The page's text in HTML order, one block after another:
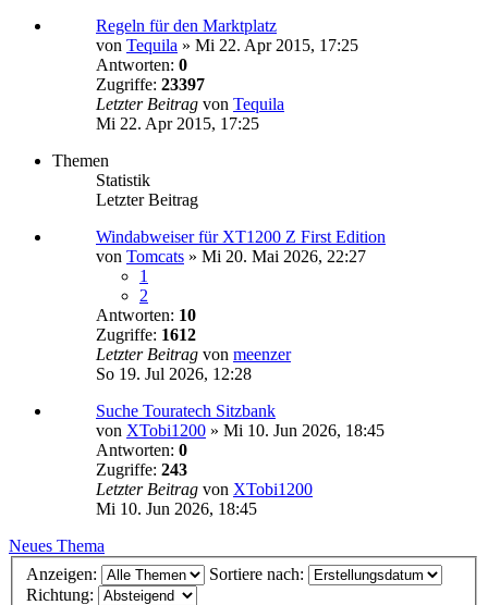
Regeln für den Marktplatz
von Tequila » Mi 22. Apr 2015, 17:25
Antworten: 0
Zugriffe: 23397
Letzter Beitrag von Tequila
Mi 22. Apr 2015, 17:25
Themen
Statistik
Letzter Beitrag
Windabweiser für XT1200 Z First Edition
von Tomcats » Mi 20. Mai 2026, 22:27
1
2
Antworten: 10
Zugriffe: 1612
Letzter Beitrag von meenzer
So 19. Jul 2026, 12:28
Suche Touratech Sitzbank
von XTobi1200 » Mi 10. Jun 2026, 18:45
Antworten: 0
Zugriffe: 243
Letzter Beitrag von XTobi1200
Mi 10. Jun 2026, 18:45
Neues Thema
Anzeigen:
Sortiere nach:
Richtung: